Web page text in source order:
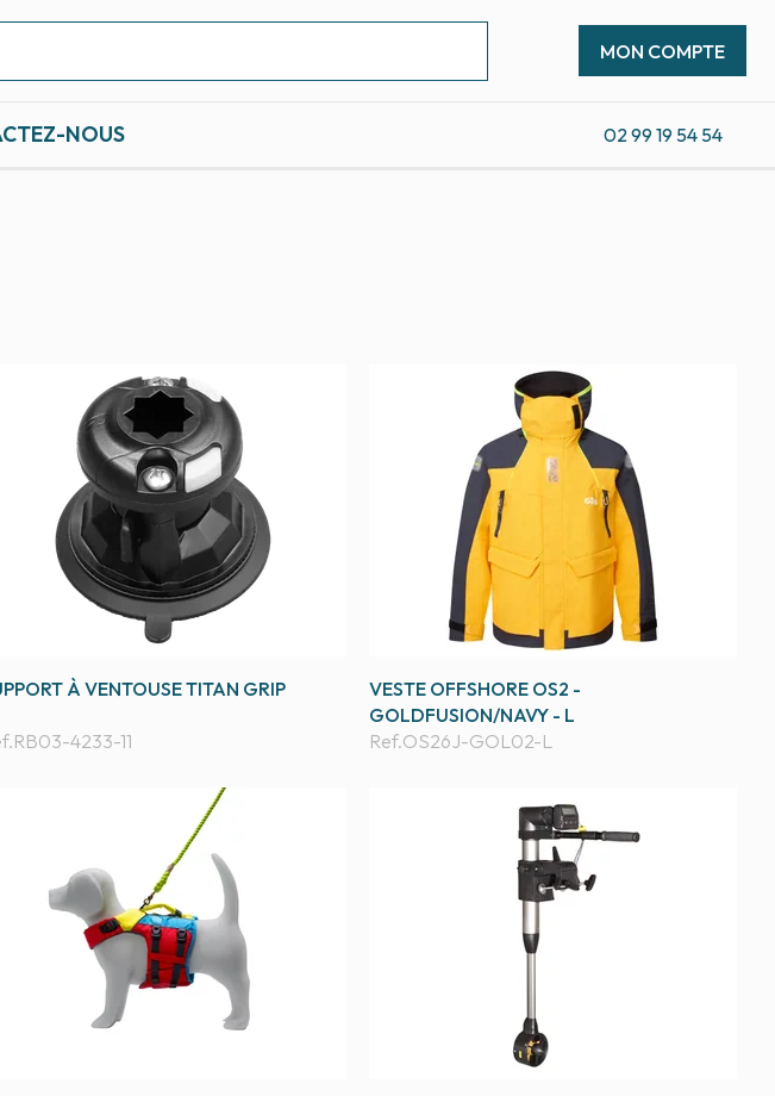
NOUS
MON COMPTE
02 99 19 54 54
À VENTOUSE TITAN GRIP
RB03-4233-11
VESTE OFFSHORE OS2 -
GOLDFUSION/NAVY - L
Ref.OS26J-GOL02-L